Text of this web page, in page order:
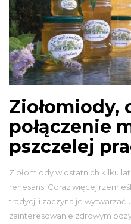
Ziołomiody,
połączenie
pszczelej
Ziołomiody w ostatnich kilku
renesans. Coraz więcej
tradycji i zaczyna je
zainteresowanie zdrowym